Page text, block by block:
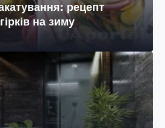
рецепт
на зиму